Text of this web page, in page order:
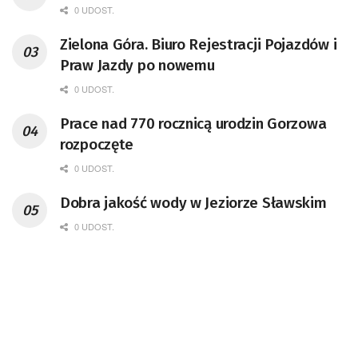
0 UDOST.
Zielona Góra. Biuro Rejestracji Pojazdów i
Praw Jazdy po nowemu
0 UDOST.
Prace nad 770 rocznicą urodzin Gorzowa
rozpoczęte
0 UDOST.
Dobra jakość wody w Jeziorze Sławskim
0 UDOST.